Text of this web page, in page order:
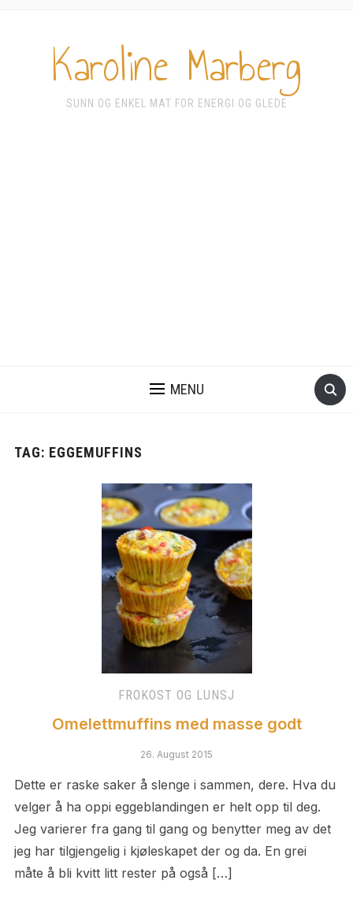
Karoline Marberg
SUNN OG ENKEL MAT FOR ENERGI OG GLEDE
MENU
TAG: EGGEMUFFINS
FROKOST OG LUNSJ
Omelettmuffins med masse godt
26. August 2015
Dette er raske saker å slenge i sammen, dere. Hva du
velger å ha oppi eggeblandingen er helt opp til deg.
Jeg varierer fra gang til gang og benytter meg av det
jeg har tilgjengelig i kjøleskapet der og da. En grei
måte å bli kvitt litt rester på også […]